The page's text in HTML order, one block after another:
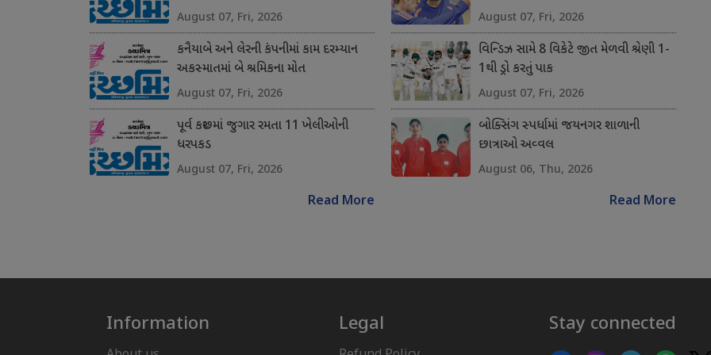
August 07, Fri, 2026
કનૈયાબે અને લેરની કંપનીમાં કામ દરમ્યાન
અકસ્માતમાં બે શ્રમિકના મોત
August 07, Fri, 2026
પૂર્વ કચ્છમાં જુગાર રમતા 11 ખેલીઓની
ધરપકડ
August 07, Fri, 2026
Read More
August 07, Fri, 2026
વિન્ડિઝ સામે 8 વિકેટે જીત મેળવી શ્રેણી 1-
1થી ડ્રો કરતું પાક
August 07, Fri, 2026
બોક્સિંગ સ્પર્ધામાં જયનગર શાળાની
છાત્રાઓ અવ્વલ
August 06, Thu, 2026
Read More
Information Legal Stay connected